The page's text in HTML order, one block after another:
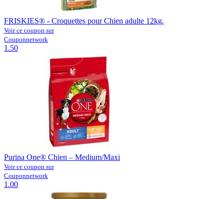
FRISKIES® - Croquettes pour Chien adulte 12kg.
Voir ce coupon sur
Couponnetwork
1.50
Purina One® Chien – Medium/Maxi
Voir ce coupon sur
Couponnetwork
1.00